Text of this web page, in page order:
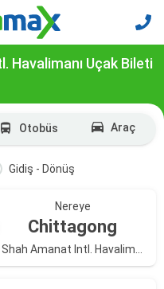
Havalimanı Uçak Bileti
Otobüs Araç
Gidiş - Dönüş
Nereye
Chittagong